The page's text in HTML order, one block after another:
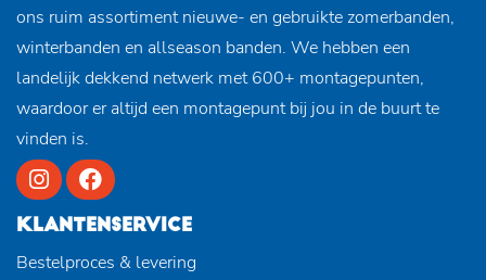
ons ruim assortiment nieuwe- en gebruikte zomerbanden,
winterbanden en allseason banden. We hebben een
landelijk dekkend netwerk met 600+ montagepunten,
waardoor er altijd een montagepunt bij jou in de buurt te
vinden is.
KLANTENSERVICE
Bestelproces & levering